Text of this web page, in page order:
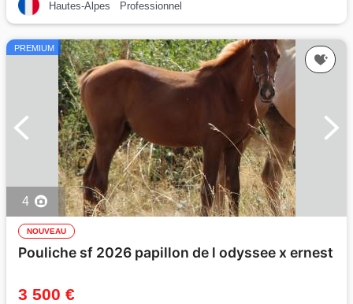
Hautes-Alpes Professionnel
PREMIUM
4
NOUVEAU
Pouliche sf 2026 papillon de l odyssee x ernest
3 500 €